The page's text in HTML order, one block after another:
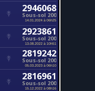
2946068
Sous-sol 200
14.01.2024 à 06h25
2923861
Sous-sol 200
13.08.2022 à 10h51
2819242
Sous-sol 200
05.03.2023 à 06h10
2816961
Sous-sol 200
15.12.2022 à 08h16